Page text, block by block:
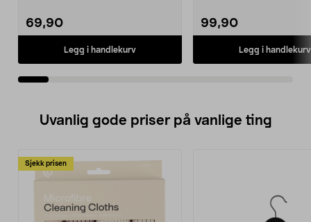
69,90
Legg i handlekurv
99,90
Legg i handlekurv
Uvanlig gode priser på vanlige ting
Sjekk prisen